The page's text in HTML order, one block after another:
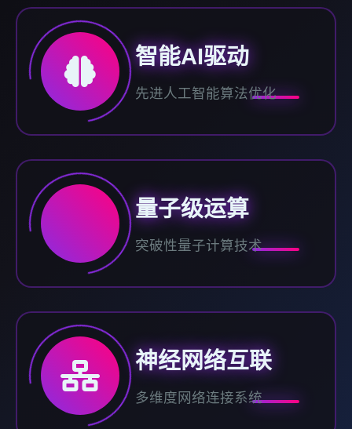
智能AI驱动
先进人工智能算法优化
量子级运算
突破性量子计算技术
神经网络互联
多维度网络连接系统